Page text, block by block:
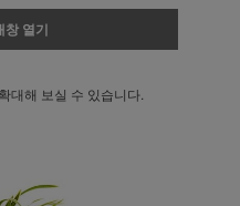
창 열기
대해 보실 수 있습니다.